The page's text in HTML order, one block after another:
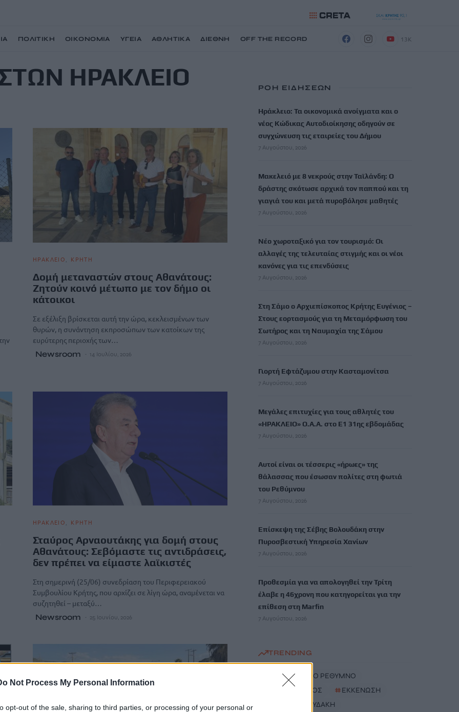
Not Process My Personal Information
opt-out of the sale, sharing to third parties, or processing of your personal or
ΠΟΛΙΤΙΚΗ ΟΙΚΟΝΟΜΙΑ ΥΓΕΙΑ ΑΘΛΗΤΙΚΑ ΔΙΕΘΝΗ OFF THE RECORD
13K
ΗΡΑΚΛΕΙΟ
ΗΡΑΚΛΕΙΟ ΚΡΗΤΗ
Δομή μεταναστών στους Αθανάτους:
Ζητoύν κοινό μέτωπο με τον δήμο οι
κάτοικοι
Σε εξέλιξη βρίσκεται αυτή την ώρα, κεκλεισμένων των
θυρών, η συνάντηση εκπροσώπων των κατοίκων της
ευρύτερης περιοχής των…
Newsroom 14 Ιουλίου, 2026
ΗΡΑΚΛΕΙΟ ΚΡΗΤΗ
Σταύρος Αρναουτάκης για δομή στους
Αθανάτους: Σεβόμαστε τις αντιδράσεις,
δεν πρέπει να είμαστε λαϊκιστές
Στη σημερινή (25/06) συνεδρίαση του Περιφερειακού
Συμβουλίου Κρήτης, που αρχίζει σε λίγη ώρα, αναμένεται να
συζητηθεί – μεταξύ…
Newsroom 25 Ιουνίου, 2026
ΡΟΗ ΕΙΔΗΣΕΩΝ
Ηράκλειο: Τα οικονομικά ανοίγματα και ο
νέος Κώδικας Αυτοδιοίκησης οδηγούν σε
συγχώνευση τις εταιρείες του Δήμου
7 Αυγούστου, 2026
Μακελειό με 8 νεκρούς στην Ταϊλάνδη: Ο
δράστης σκότωσε αρχικά τον παππού και τη
γιαγιά του και μετά πυροβόλησε μαθητές
7 Αυγούστου, 2026
Νέο χωροταξικό για τον τουρισμό: Οι
αλλαγές της τελευταίας στιγμής και οι νέοι
κανόνες για τις επενδύσεις
7 Αυγούστου, 2026
Στη Σάμο ο Αρχιεπίσκοπος Κρήτης Ευγένιος –
Στους εορτασμούς για τη Μεταμόρφωση του
Σωτήρος και τη Ναυμαχία της Σάμου
7 Αυγούστου, 2026
Γιορτή Εφτάζυμου στην Κασταμονίτσα
7 Αυγούστου, 2026
Μεγάλες επιτυχίες για τους αθλητές του
«ΗΡΑΚΛΕΙΟ» Ο.Α.Α. στο Ε1 31ης εβδομάδας
7 Αυγούστου, 2026
Αυτοί είναι οι τέσσερις «ήρωες» της
θάλασσας που έσωσαν πολίτες στη φωτιά
του Ρεθύμνου
7 Αυγούστου, 2026
Επίσκεψη της Σέβης Βολουδάκη στην
Πυροσβεστική Υπηρεσία Χανίων
7 Αυγούστου, 2026
Προθεσμία για να απολογηθεί την Τρίτη
έλαβε η 46χρονη που κατηγορείται για την
επίθεση στη Marfin
7 Αυγούστου, 2026
TRENDING
ΦΩΤΙΑ ΝΟΤΙΟ ΡΕΘΥΜΝΟ
ΑΓΙΟΣ ΠΑΥΛΟΣ #ΕΚΚΕΝΩΣΗ
ΣΕΒΗ ΒΟΛΟΥΔΑΚΗ